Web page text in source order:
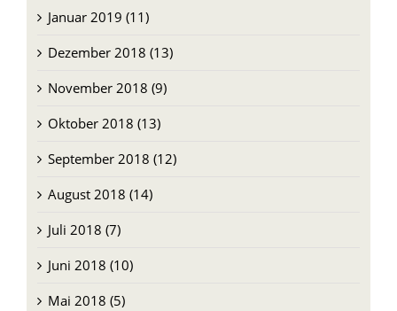
Januar 2019 (11)
Dezember 2018 (13)
November 2018 (9)
Oktober 2018 (13)
September 2018 (12)
August 2018 (14)
Juli 2018 (7)
Juni 2018 (10)
Mai 2018 (5)